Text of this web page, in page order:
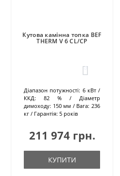
Кутова камінна топка BEF
THERM V 6 CL/CP
0
Діапазон потужності: 6 кВт
ККД:
82 %
Діаметр
димоходу: 150 мм Вага: 236
кг
Гарантія: 5 років
211 974 грн.
КУПИТИ